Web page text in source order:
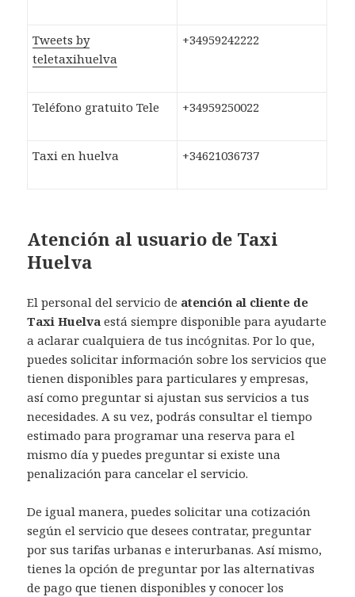
Tweets by
teletaxihuelva
+34959242222
Teléfono gratuito Tele +34959250022
Taxi en huelva +34621036737
Atención al usuario de Taxi
Huelva
El personal del servicio de atención al cliente de
Taxi Huelvaestá siempre disponible para ayudarte
a aclarar cualquiera de tus incógnitas. Por lo que,
puedes solicitar información sobre los servicios que
tienen disponibles para particulares y empresas,
así como preguntar si ajustan sus servicios a tus
necesidades. A su vez, podrás consultar el tiempo
estimado para programar una reserva para el
mismo día y puedes preguntar si existe una
penalización para cancelar el servicio.
De igual manera, puedes solicitar una cotización
según el servicio que desees contratar, preguntar
por sus tarifas urbanas e interurbanas. Así mismo,
tienes la opción de preguntar por las alternativas
de pago que tienen disponibles y conocer los